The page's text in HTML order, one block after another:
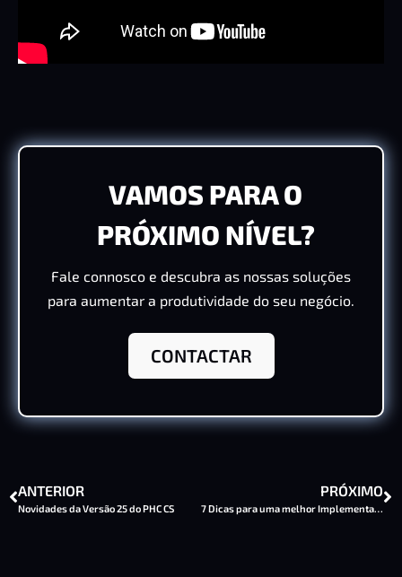
VAMOS PARA O
PRÓXIMO NÍVEL?
Fale connosco e descubra as nossas soluções
para aumentar a produtividade do seu negócio.
CONTACTAR
ANTERIOR
Novidades da Versão 25 do PHC CS
PRÓXIMO
7 Dicas para uma melhor Implementação de Software de Gestão